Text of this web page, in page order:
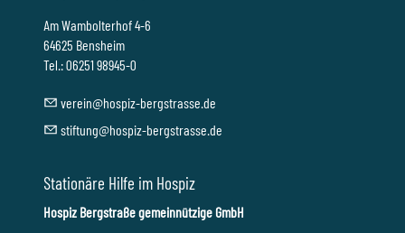
Am Wambolterhof 4-6
64625 Bensheim
Tel.: 06251 98945-0
v r n h sp z-b rgstr ss d
stft ng h sp z-b rgstr ss d
Stationäre Hilfe im Hospiz
Hospiz Bergstraße gemeinnützige GmbH